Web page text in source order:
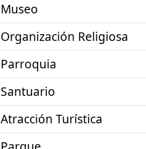
Museo
Organización Religiosa
Parroquia
Santuario
Atracción Turística